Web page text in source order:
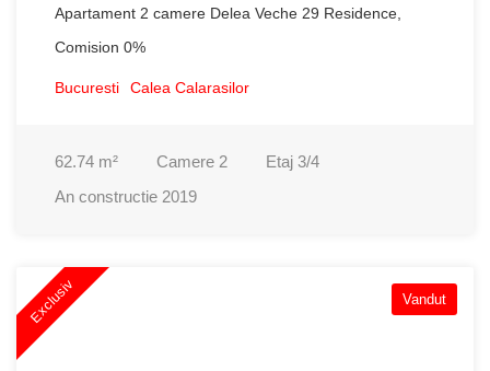
Apartament 2 camere Delea Veche 29 Residence,
Comision 0%
Bucuresti Calea Calarasilor
62.74 m² Camere 2 Etaj 3/4
An constructie 2019
Exclusiv Vandut